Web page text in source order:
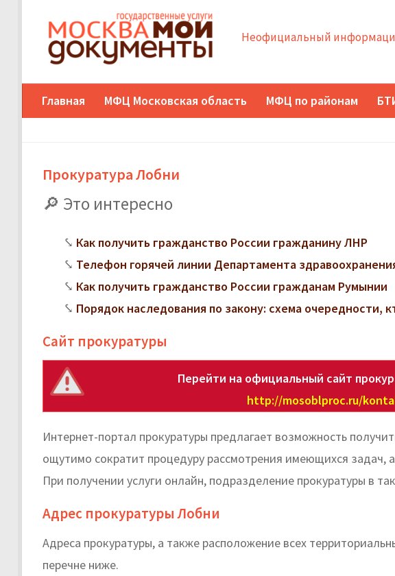
Неофициальный
Главная МФЦ Московская область МФЦ по районам
Прокуратура Лобни
Это интересно
Как получить гражданство России гражданину ЛНР
Телефон горячей линии Департамента
Как получить гражданство России гражданам Румынии
Порядок наследования по закону: схема очередности,
Сайт прокуратуры
Перейти на официальный сайт
http://mosoblproc.ru/
Интернет-портал прокуратуры предлагает возможность
ощутимо сократит процедуру рассмотрения имеющихся задач,
При получении услуги онлайн, подразделение прокуратуры в
Адрес прокуратуры Лобни
Адреса прокуратуры, а также расположение всех
перечне ниже.